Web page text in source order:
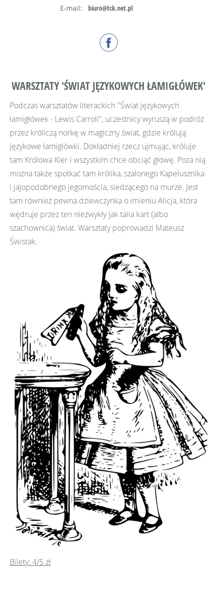
E-mail:
biuro@tck.net.pl
WARSZTATY 'ŚWIAT JĘZYKOWYCH ŁAMIGŁÓWEK'
Podczas warsztatów literackich "Świat językowych
łamigłówek - Lewis Carroll", uczestnicy wyruszą w podróż
przez króliczą norkę w magiczny świat, gdzie królują
językowe łamigłówki. Dokładniej rzecz ujmując, króluje
tam Królowa Kier i wszystkim chce obciąć głowę. Poza nią
można także spotkać tam królika, szalonego Kapelusznika
i jajopodobnego jegomościa, siedzącego na murze. Jest
tam również pewna dziewczynka o imieniu Alicja, która
wędruje przez ten niezwykły jak talia kart (albo
szachownica) świat. Warsztaty poprowadzi Mateusz
Świstak.
Bilety: 4/5 zł